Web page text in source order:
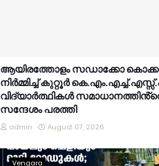
ആയിരത്തോളം സഡാക്കോ
നിർമ്മിച്ച് കുറ്റൂർ
വിദ്യാർത്ഥികൾ
സന്ദേശം പരത്തി
admin August 07, 2026
Vengara